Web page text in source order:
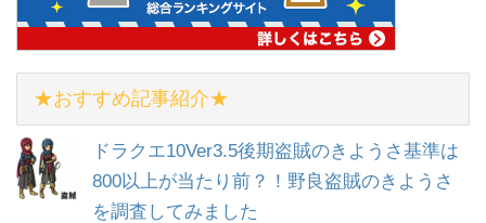
★おすすめ記事紹介★
ドラクエ10Ver3.5後期盗賊のきようさ基準は
800以上が当たり前？！野良盗賊のきようさ
を調査してみました